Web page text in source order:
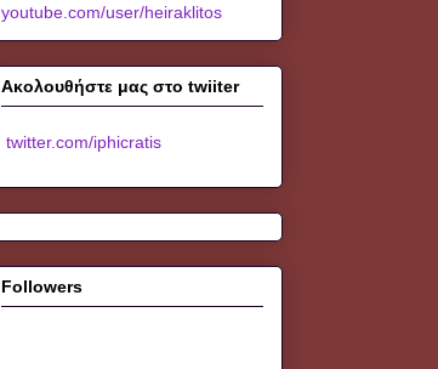
youtube.com/user/heiraklitos
Ακολουθήστε μας στο twiiter
twitter.com/iphicratis
Followers